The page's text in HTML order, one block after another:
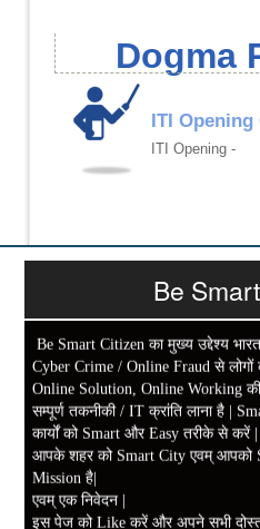
Dogma
ITI
ITI Opening -
Be
Be Smart Citizen का मुख्य उद्देश्य
Cyber Crime / Online Fraud से
Online Solution, Online Working
सम्पूर्ण तकनीकी / IT क्रांति लाना है |
कार्यों को Smart और Easy तरीके से करें
आपके शहर को Smart City एवम् आपको
Mission है|
एवम् एक निवेदन |
इस पेज को Like करें और अपने सभी